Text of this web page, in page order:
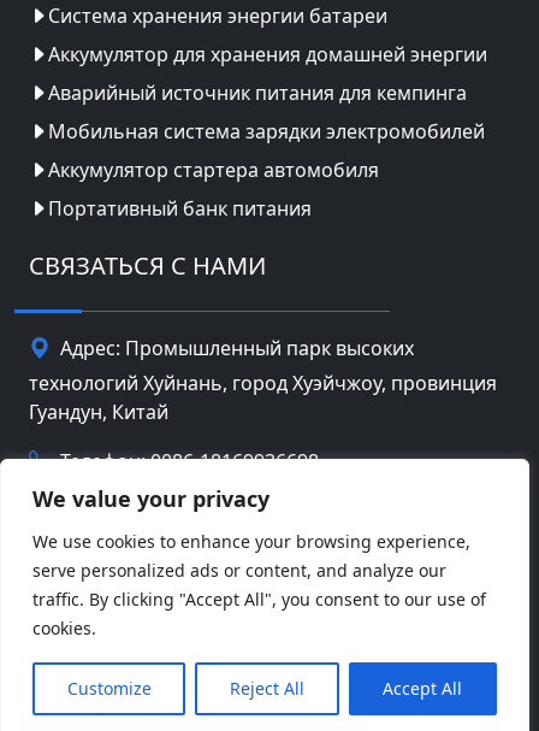
We value your privacy
We use cookies to enhance your browsing experience,
serve personalized ads or content, and analyze our
traffic. By clicking "Accept All", you consent to our use of
cookies.
Customize Reject All Accept All
Система хранения энергии батареи
Аккумулятор для хранения домашней энергии
Аварийный источник питания для кемпинга
Мобильная система зарядки электромобилей
Аккумулятор стартера автомобиля
Портативный банк питания
СВЯЗАТЬСЯ С НАМИ
Адрес: Промышленный парк высоких
технологий Хуйнань, город Хуэйчжоу, провинция
Гуандун, Китай
Телефон: 0086-18169936698
info@jbbatterychina.com
Политика конфиденциальности
Technology Limited. Все права защищены.
LinkedInWhatsAppОтправить